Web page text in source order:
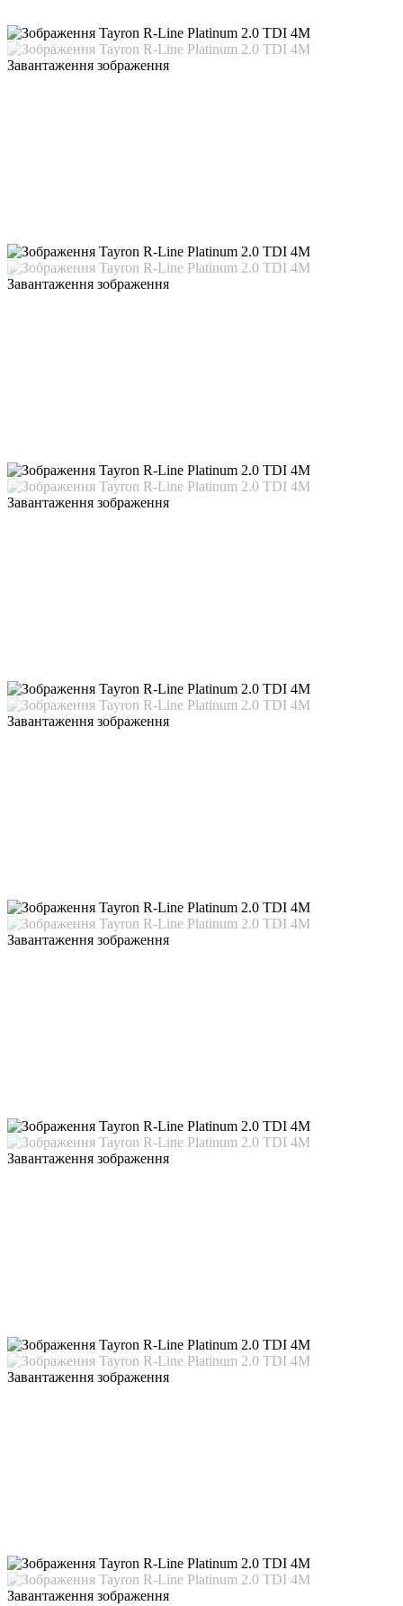
Завантаження зображення
Завантаження зображення
Завантаження зображення
Завантаження зображення
Завантаження зображення
Завантаження зображення
Завантаження зображення
Завантаження зображення